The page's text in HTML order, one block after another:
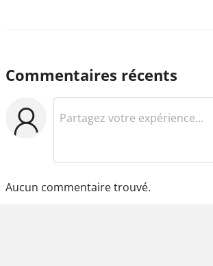
Commentaires récents
Aucun commentaire trouvé.